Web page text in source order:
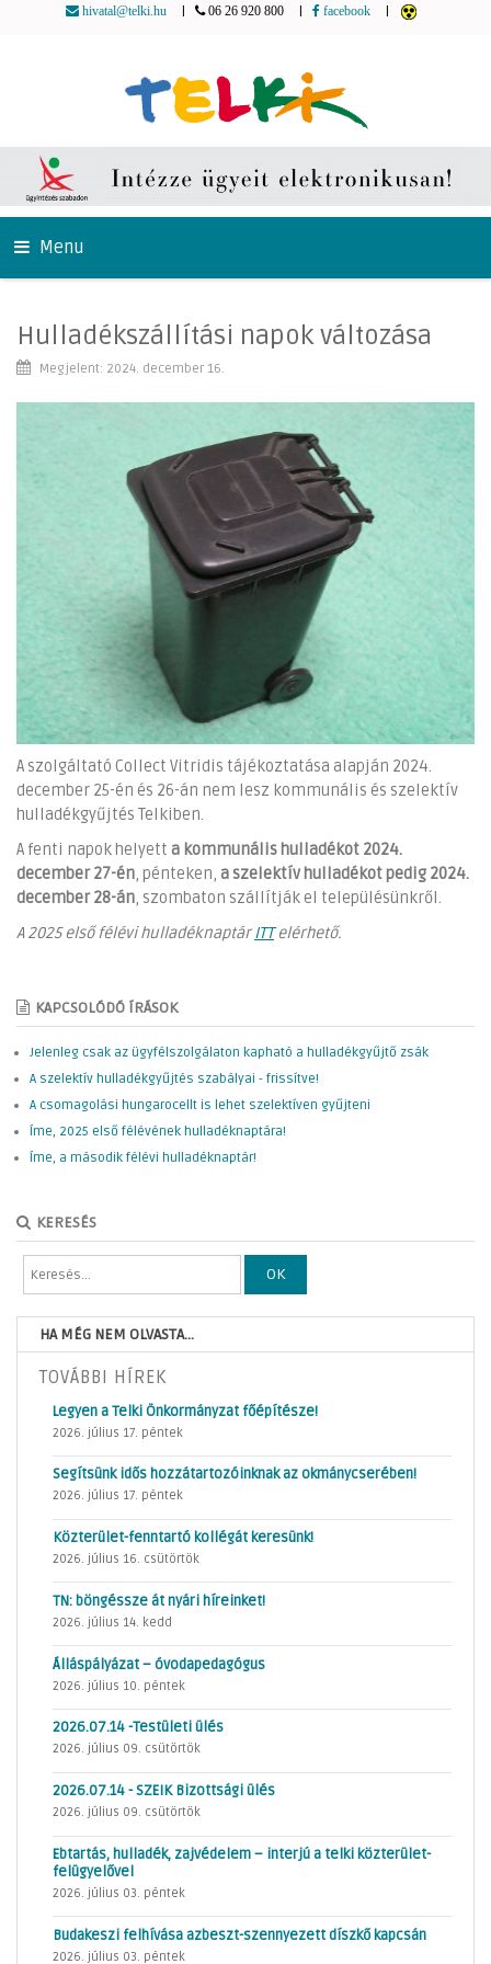
hivatal@telki.hu 06 26 920 800 facebook
Menu
Hulladékszállítási napok változása
Megjelent: 2024. december 16.
A szolgáltató Collect Vitridis tájékoztatása alapján 2024.
december 25-én és 26-án nem lesz kommunális és szelektív
hulladékgyűjtés Telkiben.
A fenti napok helyett a kommunális hulladékot 2024.
december 27-én, pénteken, a szelektív hulladékot pedig 2024.
december 28-án, szombaton szállítják el településünkről.
A 2025 első félévi hulladéknaptárITTelérhető.
KAPCSOLÓDÓ ÍRÁSOK
Jelenleg csak az ügyfélszolgálaton kapható a hulladékgyűjtő zsák
A szelektív hulladékgyűjtés szabályai - frissítve!
A csomagolási hungarocellt is lehet szelektíven gyűjteni
Íme, 2025 első félévének hulladéknaptára!
Íme, a második félévi hulladéknaptár!
KERESÉS
OK
HA MÉG NEM OLVASTA...
TOVÁBBI HÍREK
Legyen a Telki Önkormányzat főépítésze!
2026. július 17. péntek
Segítsünk idős hozzátartozóinknak az okmánycserében!
2026. július 17. péntek
Közterület-fenntartó kollégát keresünk!
2026. július 16. csütörtök
TN: böngéssze át nyári híreinket!
2026. július 14. kedd
Álláspályázat – óvodapedagógus
2026. július 10. péntek
2026.07.14 -Testületi ülés
2026. július 09. csütörtök
2026.07.14 - SZEIK Bizottsági ülés
2026. július 09. csütörtök
Ebtartás, hulladék, zajvédelem – interjú a telki közterület-
felügyelővel
2026. július 03. péntek
Budakeszi felhívása azbeszt-szennyezett díszkő kapcsán
2026. július 03. péntek